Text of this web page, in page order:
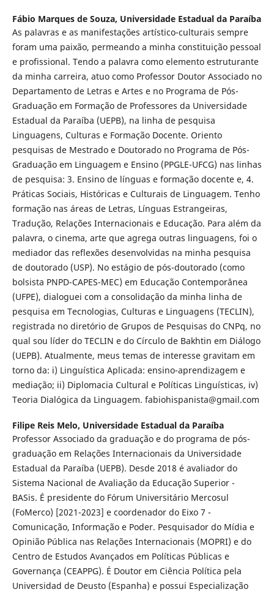
Fábio Marques de Souza, Universidade Estadual da Paraíba
As palavras e as manifestações artístico-culturais sempre
foram uma paixão, permeando a minha constituição pessoal
e profissional. Tendo a palavra como elemento estruturante
da minha carreira, atuo como Professor Doutor Associado no
Departamento de Letras e Artes e no Programa de Pós-
Graduação em Formação de Professores da Universidade
Estadual da Paraíba (UEPB), na linha de pesquisa
Linguagens, Culturas e Formação Docente. Oriento
pesquisas de Mestrado e Doutorado no Programa de Pós-
Graduação em Linguagem e Ensino (PPGLE-UFCG) nas linhas
de pesquisa: 3. Ensino de línguas e formação docente e, 4.
Práticas Sociais, Históricas e Culturais de Linguagem. Tenho
formação nas áreas de Letras, Línguas Estrangeiras,
Tradução, Relações Internacionais e Educação. Para além da
palavra, o cinema, arte que agrega outras linguagens, foi o
mediador das reflexões desenvolvidas na minha pesquisa
de doutorado (USP). No estágio de pós-doutorado (como
bolsista PNPD-CAPES-MEC) em Educação Contemporânea
(UFPE), dialoguei com a consolidação da minha linha de
pesquisa em Tecnologias, Culturas e Linguagens (TECLIN),
registrada no diretório de Grupos de Pesquisas do CNPq, no
qual sou líder do TECLIN e do Círculo de Bakhtin em Diálogo
(UEPB). Atualmente, meus temas de interesse gravitam em
torno da: i) Linguística Aplicada: ensino-aprendizagem e
mediação; ii) Diplomacia Cultural e Políticas Linguísticas, iv)
Teoria Dialógica da Linguagem. fabiohispanista@gmail.com
Filipe Reis Melo, Universidade Estadual da Paraíba
Professor Associado da graduação e do programa de pós-
graduação em Relações Internacionais da Universidade
Estadual da Paraíba (UEPB). Desde 2018 é avaliador do
Sistema Nacional de Avaliação da Educação Superior -
BASis. É presidente do Fórum Universitário Mercosul
(FoMerco) [2021-2023] e coordenador do Eixo 7 -
Comunicação, Informação e Poder. Pesquisador do Mídia e
Opinião Pública nas Relações Internacionais (MOPRI) e do
Centro de Estudos Avançados em Políticas Públicas e
Governança (CEAPPG). É Doutor em Ciência Política pela
Universidad de Deusto (Espanha) e possui Especialização